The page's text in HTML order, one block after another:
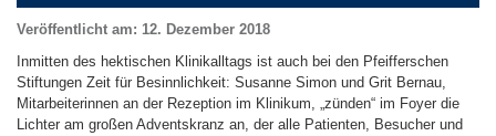
Veröffentlicht am: 12. Dezember 2018
Inmitten des hektischen Klinikalltags ist auch bei den Pfeifferschen
Stiftungen Zeit für Besinnlichkeit: Susanne Simon und Grit Bernau,
Mitarbeiterinnen an der Rezeption im Klinikum, „zünden“ im Foyer die
Lichter am großen Adventskranz an, der alle Patienten, Besucher und